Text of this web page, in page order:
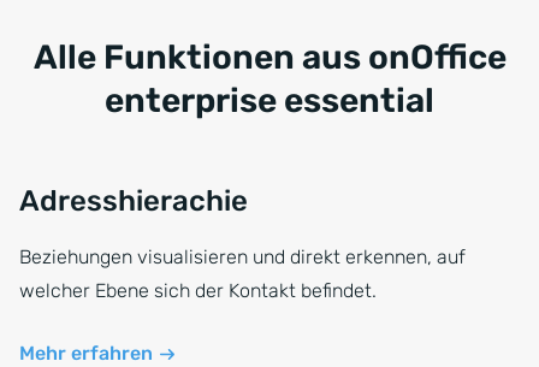
Alle Funktionen aus onOffice
enterprise essential
Adresshierachie
Beziehungen visualisieren und direkt erkennen, auf
welcher Ebene sich der Kontakt befindet.
Mehr erfahren